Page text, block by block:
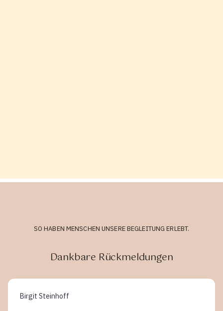
SO HABEN MENSCHEN UNSERE BEGLEITUNG ERLEBT.
Dankbare Rückmeldungen
Birgit Steinhoff